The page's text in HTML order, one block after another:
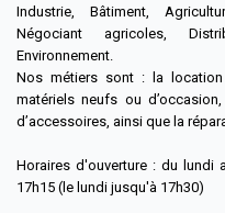
Industrie, Bâtiment,
Négociant agricoles,
Environnement.
Nos métiers sont : la
matériels neufs ou
d’accessoires, ainsi que la
Horaires d'ouverture : du lundi
17h15 (le lundi jusqu'à 17h30)